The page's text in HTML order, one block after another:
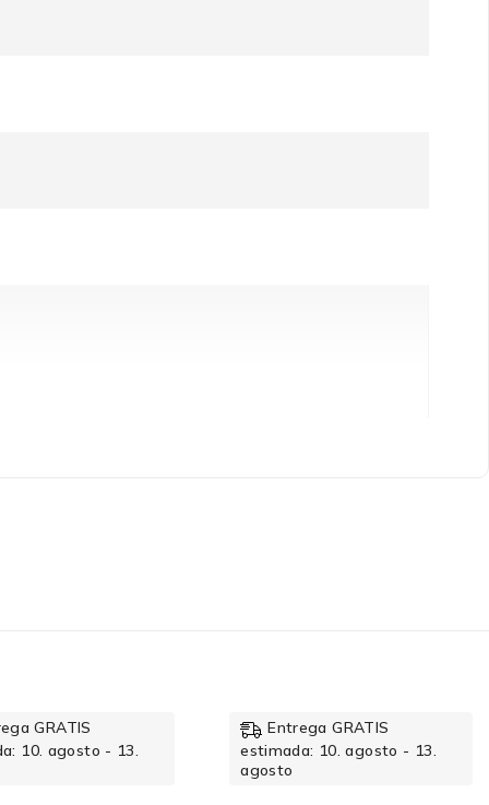
HP SMART TANK
GRATIS
10. agosto - 13.
Entrega GRATIS
estimada: 10. agosto - 13.
agosto